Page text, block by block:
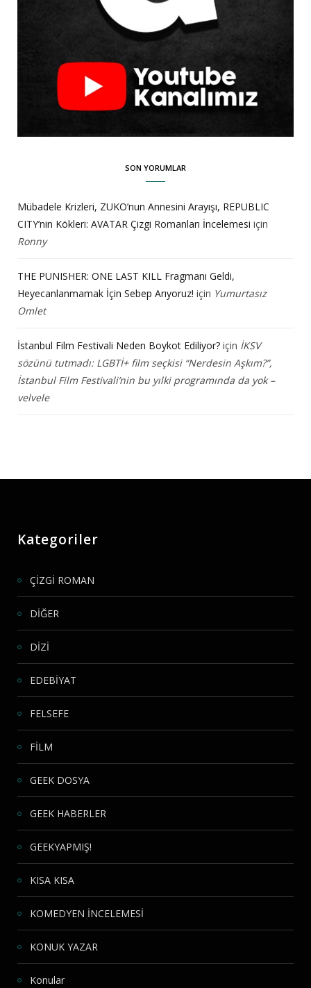
SON YORUMLAR
Mübadele Krizleri, ZUKO’nun Annesini Arayışı, REPUBLIC
CITY’nin Kökleri: AVATAR Çizgi Romanları İncelemesi için
Ronny
THE PUNISHER: ONE LAST KILL Fragmanı Geldi,
Heyecanlanmamak İçin Sebep Arıyoruz! için Yumurtasız
Omlet
İstanbul Film Festivali Neden Boykot Ediliyor? için İKSV
sözünü tutmadı: LGBTİ+ film seçkisi “Nerdesin Aşkım?”,
İstanbul Film Festivali’nin bu yılki programında da yok –
velvele
Kategoriler
ÇİZGİ ROMAN
DİĞER
DİZİ
EDEBİYAT
FELSEFE
FİLM
GEEK DOSYA
GEEK HABERLER
GEEKYAPMIŞ!
KISA KISA
KOMEDYEN İNCELEMESİ
KONUK YAZAR
Konular